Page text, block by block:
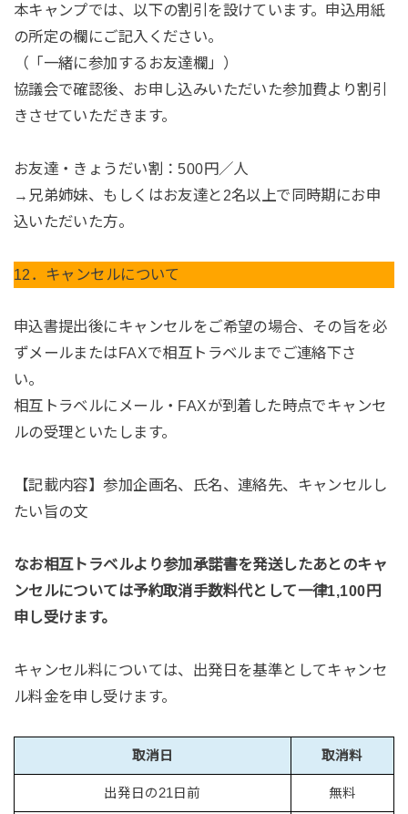
本キャンプでは、以下の割引を設けています。申込用紙
の所定の欄にご記入ください。
（「一緒に参加するお友達欄」）
協議会で確認後、お申し込みいただいた参加費より割引
きさせていただきます。
お友達・きょうだい割：500円／人
→兄弟姉妹、もしくはお友達と2名以上で同時期にお申
込いただいた方。
12．キャンセルについて
申込書提出後にキャンセルをご希望の場合、その旨を必
ずメールまたはFAXで相互トラベルまでご連絡下さ
い。
相互トラベルにメール・FAXが到着した時点でキャンセ
ルの受理といたします。
【記載内容】参加企画名、氏名、連絡先、キャンセルし
たい旨の文
なお相互トラベルより参加承諾書を発送したあとのキャ
ンセルについては予約取消手数料代として一律1,100円
申し受けます。
キャンセル料については、出発日を基準としてキャンセ
ル料金を申し受けます。
取消日 取消料
出発日の21日前 無料